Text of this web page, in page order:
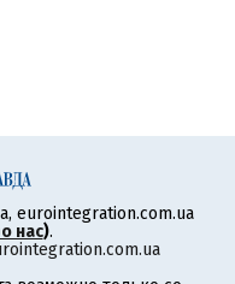
eurointegration.com.ua
нас).